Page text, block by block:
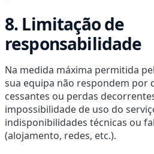
8. Limitação de
responsabilidade
Na medida máxima permitida
sua equipa não respondem por
cessantes ou perdas
impossibilidade de uso do
indisponibilidades técnicas ou
(alojamento, redes, etc.).